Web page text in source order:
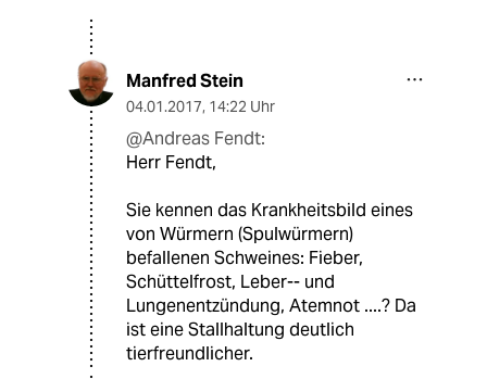
Manfred Stein
04.01.2017, 14:22 Uhr
@Andreas Fendt:
Herr Fendt,
Sie kennen das Krankheitsbild eines
von Würmern (Spulwürmern)
befallenen Schweines: Fieber,
Schüttelfrost, Leber-- und
Lungenentzündung, Atemnot ....? Da
ist eine Stallhaltung deutlich
tierfreundlicher.